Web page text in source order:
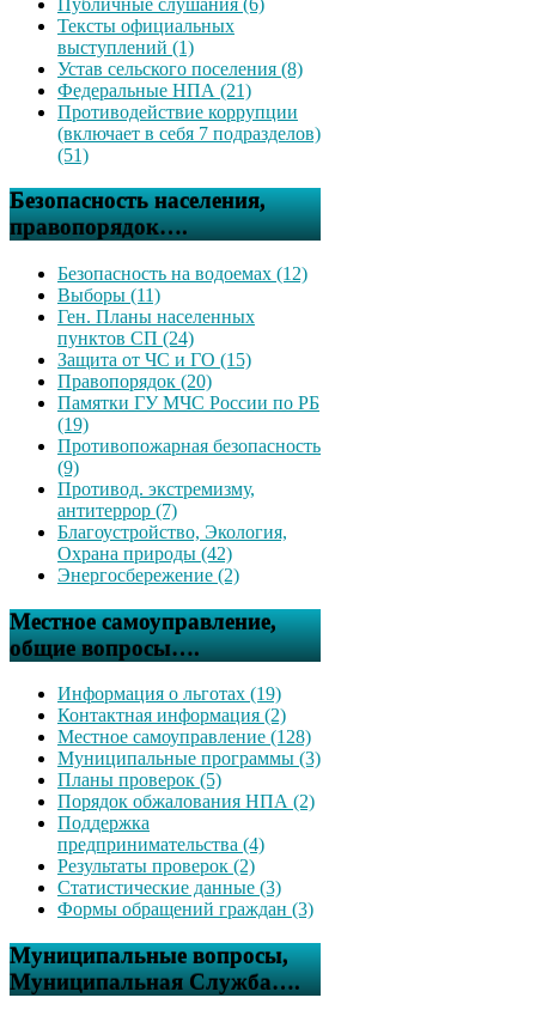
Тексты официальных
выступлений (1)
Устав сельского поселения (8)
Федеральные НПА (21)
Противодействие коррупции
(включает в себя 7 подразделов)
(51)
Безопасность населения,
правопорядок….
Безопасность на водоемах (12)
Выборы (11)
Ген. Планы населенных
пунктов СП (24)
Защита от ЧС и ГО (15)
Правопорядок (20)
Памятки ГУ МЧС России по РБ
(19)
Противопожарная безопасность
(9)
Противод. экстремизму,
антитеррор (7)
Благоустройство, Экология,
Охрана природы (42)
Энергосбережение (2)
Местное самоуправление,
общие вопросы….
Информация о льготах (19)
Контактная информация (2)
Местное самоуправление (128)
Муниципальные программы (3)
Планы проверок (5)
Порядок обжалования НПА (2)
Поддержка
предпринимательства (4)
Результаты проверок (2)
Статистические данные (3)
Формы обращений граждан (3)
Муниципальные вопросы,
Муниципальная Служба….